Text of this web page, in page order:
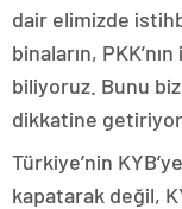
dair elimizde
binaların,
biliyoruz. Bunu biz
dikkatine
Türkiye’nin
kapatarak değil,